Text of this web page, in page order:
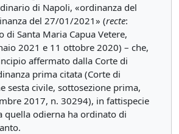
di Napoli, «ordinanza del
del 27/01/2021» (recte:
di Santa Maria Capua Vetere,
2021 e 11 ottobre 2020) – che,
affermato dalla Corte di
prima citata (Corte di
sesta civile, sottosezione prima,
2017, n. 30294), in fattispecie
quella odierna ha ordinato di